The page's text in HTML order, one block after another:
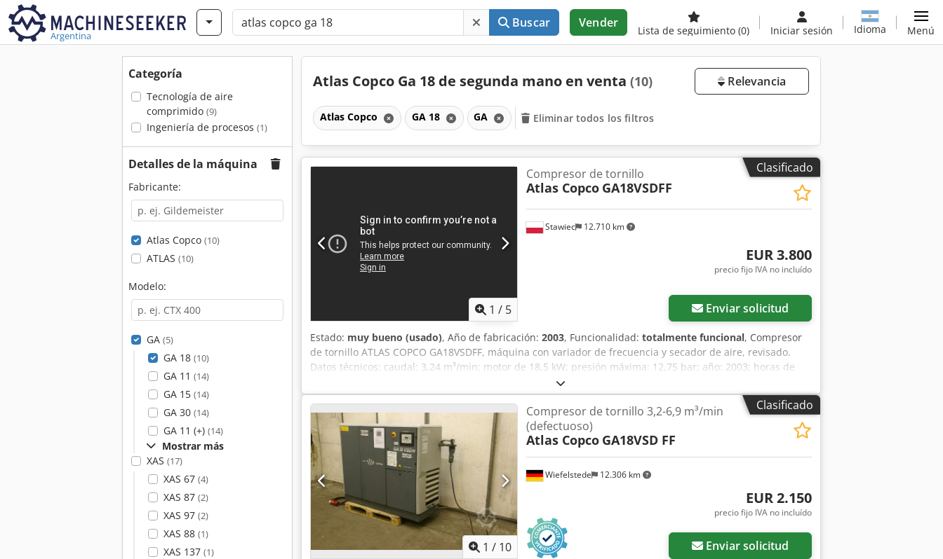
Argentina
Buscar Vender
Lista de seguimiento (0) Iniciar sesión Idioma Menú
Categoría
Tecnología de aire
comprimido (9)
Ingeniería de procesos (1)
Detalles de la máquina
Fabricante:
Atlas Copco (10)
ATLAS (10)
Modelo:
GA (5)
GA 18 (10)
GA 11 (14)
GA 15 (14)
GA 30 (14)
GA 11 (+) (14)
Mostrar más
XAS (17)
XAS 67 (4)
XAS 87 (2)
XAS 97 (2)
XAS 88 (1)
XAS 137 (1)
Atlas Copco Ga 18 de segunda mano en venta (10) Relevancia
Atlas Copco GA 18 GA Eliminar todos los filtros
Clasificado
1 / 5
Stawiec 12.710 km
Compresor de tornillo
Atlas Copco GA18VSDFF
EUR 3.800
precio fijo IVA no incluído
Enviar solicitud
Estado: muy bueno (usado), Año de fabricación: 2003, Funcionalidad: totalmente funcional, Compresor
de tornillo ATLAS COPCO GA18VSDFF, máquina con variador de frecuencia y secador de aire, revisado.
Datos técnicos: caudal: 3,24 m³/min; motor de 18,5 kW; presión máxima: 12,75 bar; año: 2003; horas de
funcionamiento: 11137 h!!! 16200 € (neto) 19926 € (bruto) Credpfjzmt Nvox Akkof Compresor en perfecto
estado de funcionamiento, listo para usar, con garantía. Ofrecemos servicio técnico. A continuación, el
enlace al vídeo.
Clasificado
1 / 10
Wiefelstede 12.306 km
Compresor de tornillo 3,2-6,9 m³/min
(defectuoso)
Atlas Copco GA18VSD FF
EUR 2.150
precio fijo IVA no incluído
Enviar solicitud